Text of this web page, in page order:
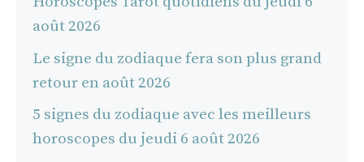
août 2026
Le signe du zodiaque fera son plus grand
retour en août 2026
5 signes du zodiaque avec les meilleurs
horoscopes du jeudi 6 août 2026